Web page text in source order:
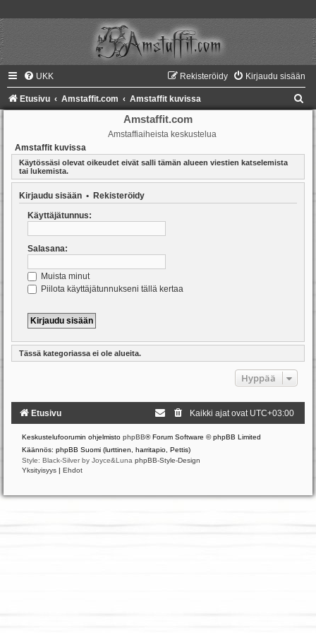
UKK Kirjaudu sisään
Rekisteröidy
Etusivu Amstaffit.com Amstaffit kuvissa
Amstaffit.com
Amstaffiaiheista keskustelua
Amstaffit kuvissa
Käytössäsi olevat oikeudet eivät salli tämän alueen viestien katselemista
tai lukemista.
Kirjaudu sisään • Rekisteröidy
Käyttäjätunnus:
Salasana:
Muista minut
Piilota käyttäjätunnukseni tällä kertaa
Tässä kategoriassa ei ole alueita.
Hyppää
Etusivu Kaikki ajat ovat UTC+03:00
Keskustelufoorumin ohjelmisto phpBB® Forum Software © phpBB Limited
Käännös: phpBB Suomi (lurttinen, harritapio, Pettis)
Style: Black-Silver by Joyce&Luna phpBB-Style-Design
Yksityisyys | Ehdot